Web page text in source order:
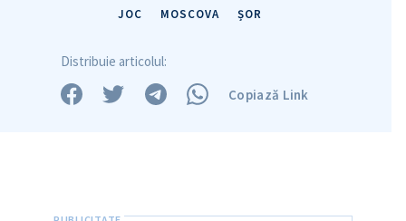
JOC MOSCOVA ȘOR
Distribuie articolul:
Copiază Link